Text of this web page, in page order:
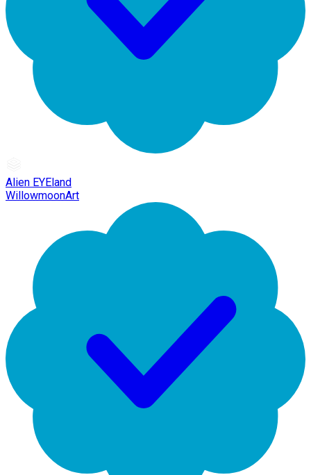
Alien EYEland
WillowmoonArt